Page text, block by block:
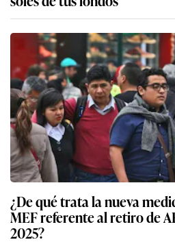
¿De qué trata la nueva
MEF referente al retiro de
2025?